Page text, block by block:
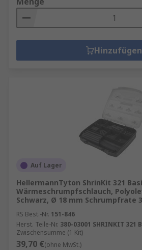
Hinzufügen
Auf Lager
HellermannTyton ShrinKit 321
Wärmeschrumpfschlauch,
Schwarz, Ø 18 mm Schrumpfrate
RS Best.-Nr. 151-846
Herst. Teile-Nr. 380-03001 SHRINKIT 321
Zwischensumme (1 Kit)
39,70 €(ohne MwSt.)